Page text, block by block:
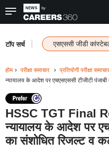
टॉप सर्च एसएससी जीडी
होम परीक्षा समाचार प्रतियोगी परीक्षा समाचार
न्यायालय के आदेश पर एचएसएससी टीजीटी
HSSC TGT Final
न्यायालय के आदेश पर
का संशोधित रिजल्ट व